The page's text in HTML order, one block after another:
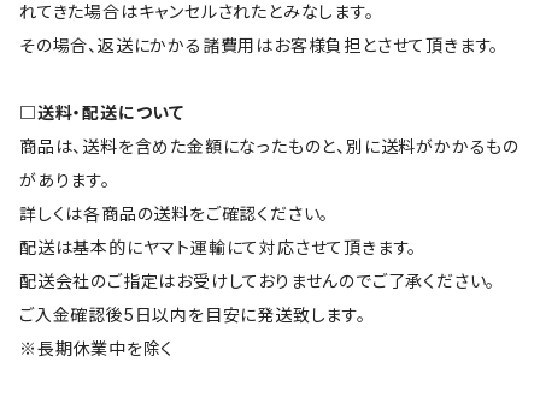
れてきた場合はキャンセルされたとみなします。
その場合、返送にかかる諸費用はお客様負担とさせて頂きます。
□送料・配送について
商品は、送料を含めた金額になったものと、別に送料がかかるもの
があります。
詳しくは各商品の送料をご確認ください。
配送は基本的にヤマト運輸にて対応させて頂きます。
配送会社のご指定はお受けしておりませんのでご了承ください。
ご入金確認後5日以内を目安に発送致します。
※長期休業中を除く